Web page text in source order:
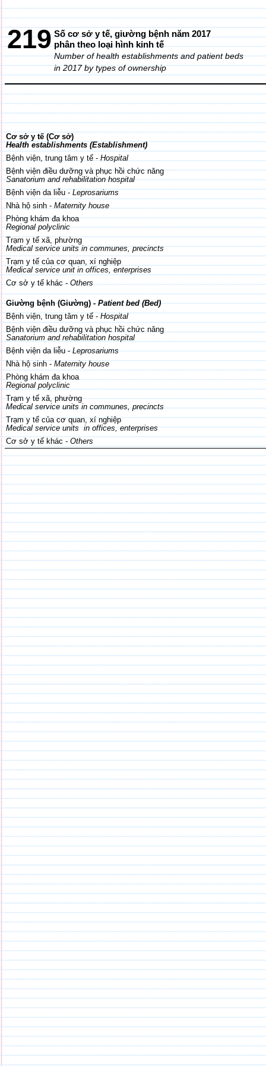
219 Số cơ sở y tế, giường bệnh năm 2017
phân theo loại hình kinh tế
Number of health establishments and patient beds
in 2017by types of ownership
Cơ sở y tế (Cơ sở)
Health establishments (Establishment)
Bệnh viện, trung tâm y tế-Hospital
Bệnh viện điều dưỡng và phục hồi chức năng
Sanatorium and rehabilitation hospital
Bệnh viện da liễu - Leprosariums
Nhà hộ sinh -Maternity house
Phòng khám đa khoa
Regional polyclinic
Trạm y tế xã, phường
Medical service units in communes, precincts
Trạm y tế của cơ quan, xí nghiệp
Medical service unit in offices, enterprises
Cơ sở y tế khác- Others
Giường bệnh (Giường)- Patient bed (Bed)
Bệnh viện, trung tâm y tế- Hospital
Bệnh viện điều dưỡng và phục hồi chức năng
Sanatorium and rehabilitation hospital
Bệnh viện da liễu -Leprosariums
Nhà hộ sinh - Maternity house
Phòng khám đa khoa
Regional polyclinic
Trạm y tế xã, phường
Medical service units in communes, precincts
Trạm y tế của cơ quan, xí nghiệp
Medical service units in offices, enterprises
Cơ sở y tế khác - Others